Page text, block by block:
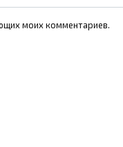
моих комментариев.